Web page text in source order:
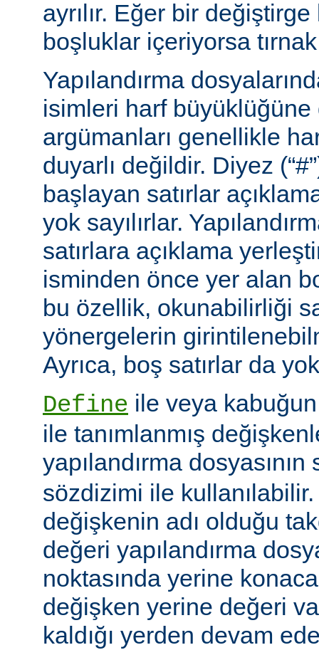
ayrılır. Eğer bir
boşluklar içeriyorsa tırnak
Yapılandırma
isimleri harf büyüklüğüne
argümanları genellikle
duyarlı değildir. Diyez
başlayan satırlar
yok sayılırlar.
satırlara açıklama
isminden önce yer alan
bu özellik, okunabilirliği
yönergelerin
Ayrıca, boş satırlar da
Define ile veya
ile tanımlanmış
yapılandırma dosyasının
sözdizimi ile
değişkenin adı olduğu
değeri yapılandırma
noktasında yerine
değişken yerine değeri
kaldığı yerden devam